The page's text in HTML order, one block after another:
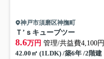
神戸市須磨区神撫町
Ｔ’ｓキューブツー
8.6万円 管理/共益費4,100円
42.00㎡ (1LDK) /築6年 /2階建